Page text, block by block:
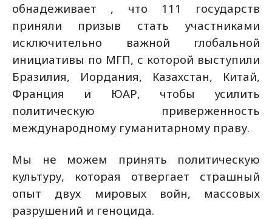
обнадеживает , что 111 государств
приняли призыв стать участниками
исключительно важной глобальной
инициативы по МГП, с которой выступили
Бразилия, Иордания, Казахстан, Китай,
Франция и ЮАР, чтобы усилить
политическую приверженность
международному гуманитарному праву.
Мы не можем принять политическую
культуру, которая отвергает страшный
опыт двух мировых войн, массовых
разрушений и геноцида.